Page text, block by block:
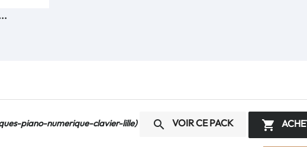
piano-numerique-clavier-lille)  VOIR CE PACK 